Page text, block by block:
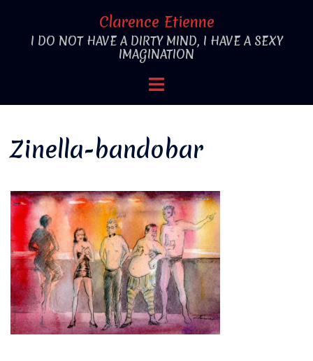
contenu
Clarence Etienne
I DO NOT HAVE A DIRTY MIND, I HAVE A SEXY
IMAGINATION
Ouvrir/fermer
Zinella-bandobar